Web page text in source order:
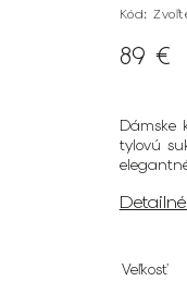
Kód:
89 €
Dámske
tylovú
Veľkosť